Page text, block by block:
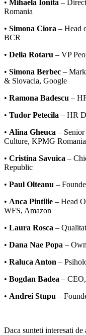
• Mihaela Ionita –
Romania
• Simona Ciora – Head
BCR
• Delia Rotaru – VP
• Simona Berbec –
& Slovacia, Google
• Ramona Badescu –
• Tudor Petecila – HR
• Alina Gheuca –
Culture, KPMG Romania
• Cristina Savuica –
Republic
• Paul Olteanu –
• Anca Pintilie – Head
WFS, Amazon
• Laura Rosca –
• Dana Nae Popa –
• Raluca Anton –
• Bogdan Badea –
• Andrei Stupu –
Daca sunteti interesati